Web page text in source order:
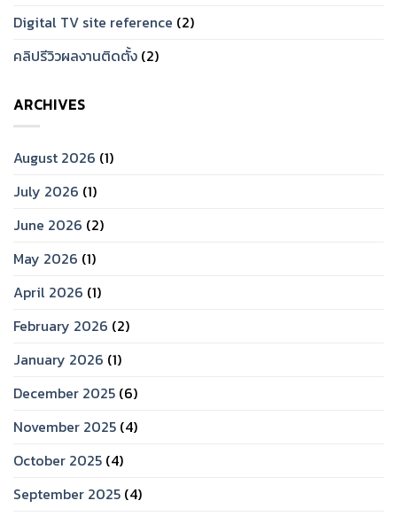
Digital TV site reference (2)
คลิปรีวิวผลงานติดตั้ง (2)
ARCHIVES
August 2026 (1)
July 2026 (1)
June 2026 (2)
May 2026 (1)
April 2026 (1)
February 2026 (2)
January 2026 (1)
December 2025 (6)
November 2025 (4)
October 2025 (4)
September 2025 (4)